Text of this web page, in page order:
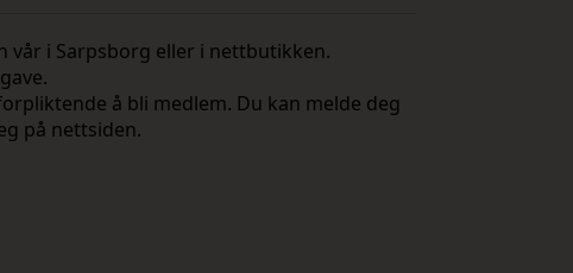
vår i Sarpsborg eller i nettbutikken.
å bli medlem. Du kan melde deg
på nettsiden.